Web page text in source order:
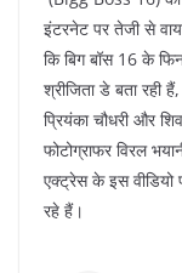
इंटरनेट पर तेजी से
कि बिग बॉस 16 के
श्रीजिता डे बता रही
प्रियंका चौधरी और
फोटोग्राफर विरल
एक्ट्रेस के इस
रहे हैं।